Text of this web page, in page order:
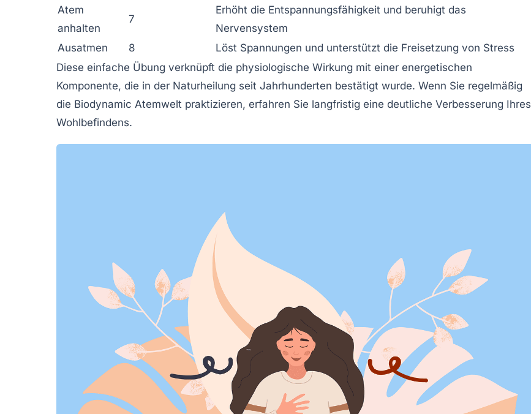
Atem
anhalten
7
Erhöht die Entspannungsfähigkeit und beruhigt das
Nervensystem
Ausatmen
8
Löst Spannungen und unterstützt die Freisetzung von Stress
Diese einfache Übung verknüpft die physiologische Wirkung mit einer energetischen
Komponente, die in der Naturheilung seit Jahrhunderten bestätigt wurde. Wenn Sie regelmäßig
die Biodynamic Atemwelt praktizieren, erfahren Sie langfristig eine deutliche Verbesserung Ihres
Wohlbefindens.